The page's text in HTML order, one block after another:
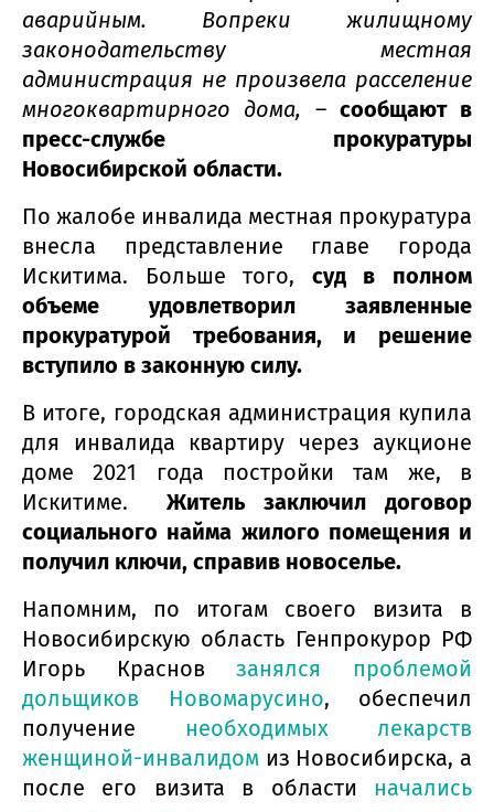
аварийным. Вопреки жилищному
законодательству местная
администрация не произвела расселение
многоквартирного дома, – сообщают в
пресс-службе прокуратуры
Новосибирской области.
По жалобе инвалида местная прокуратура
внесла представление главе города
Искитима. Больше того, суд в полном
объеме удовлетворил заявленные
прокуратурой требования, и решение
вступило в законную силу.
В итоге, городская администрация купила
для инвалида квартиру через аукционе
доме 2021 года постройки там же, в
Искитиме. Житель заключил договор
социального найма жилого помещения и
получил ключи, справив новоселье.
Напомним, по итогам своего визита в
Новосибирскую область Генпрокурор РФ
Игорь Красновзанялся проблемой
дольщиков Новомарусино, обеспечил
получение необходимых лекарств
женщиной-инвалидом из Новосибирска, а
после его визита в области начались